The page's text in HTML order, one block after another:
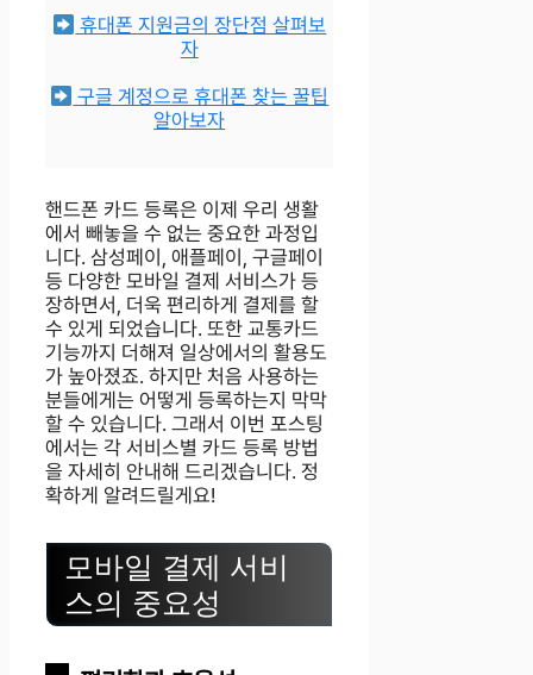
휴대폰 지원금의 장단점 살펴보
자
구글 계정으로 휴대폰 찾는 꿀팁
알아보자
핸드폰 카드 등록은 이제 우리 생활
에서 빼놓을 수 없는 중요한 과정입
니다. 삼성페이, 애플페이, 구글페이
등 다양한 모바일 결제 서비스가 등
장하면서, 더욱 편리하게 결제를 할
수 있게 되었습니다. 또한 교통카드
기능까지 더해져 일상에서의 활용도
가 높아졌죠. 하지만 처음 사용하는
분들에게는 어떻게 등록하는지 막막
할 수 있습니다. 그래서 이번 포스팅
에서는 각 서비스별 카드 등록 방법
을 자세히 안내해 드리겠습니다. 정
확하게 알려드릴게요!
모바일 결제 서비
스의 중요성